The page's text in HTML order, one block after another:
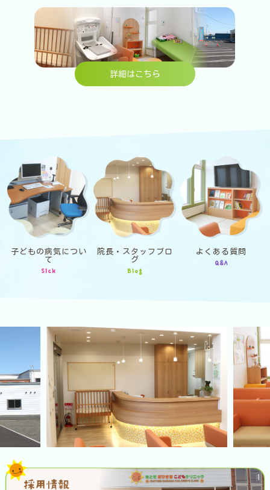
詳細はこちら
子どもの病気につい
て
Sick
院長・スタッフブロ
グ
Blog
よくある質問
Q&A